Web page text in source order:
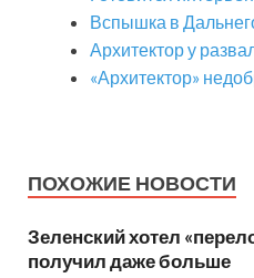
Вспышка в
Архитектор у
«Архитектор»
ПОХОЖИЕ НОВОСТИ
Зеленский хотел
получил даже больше